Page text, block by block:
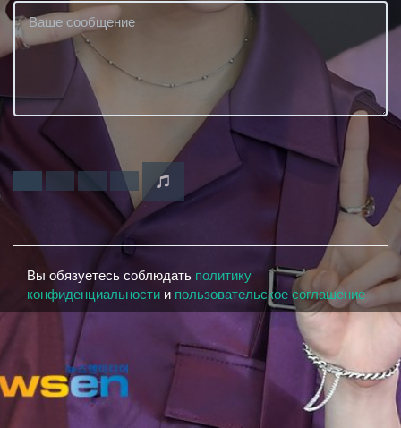
Вы обязуетесь соблюдать политику
конфиденциальности и пользовательское соглашение